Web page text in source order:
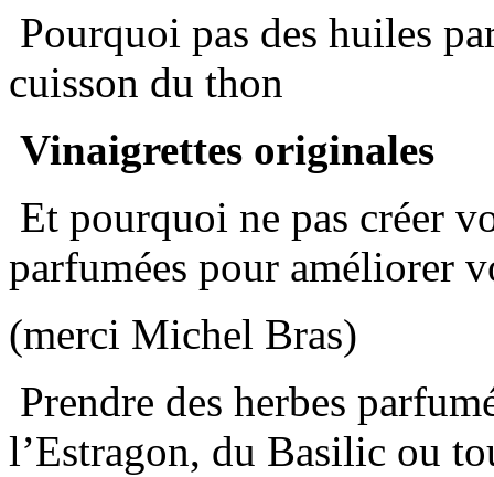
Pourquoi pas des huiles
cuisson du thon
Vinaigrettes originales
Et pourquoi ne pas créer
parfumées pour améliorer
(merci Michel Bras)
Prendre des herbes
l’Estragon, du Basilic ou